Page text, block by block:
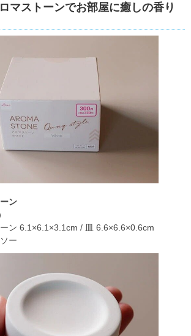
マストーンでお部屋に癒しの香り
ン
ン 6.1×6.1×3.1cm / 皿 6.6×6.6×0.6cm
ー